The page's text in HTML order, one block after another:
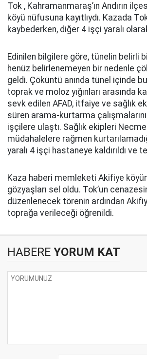
Tok , Kahramanmaraş’ın Andırın
köyü nüfusuna kayıtlıydı. Kazada
kaybederken, diğer 4 işçi yaralı
Edinilen bilgilere göre, tünelin belirli
henüz belirlenemeyen bir nedenle
geldi. Çöküntü anında tünel içinde
toprak ve moloz yığınları arasında
sevk edilen AFAD, itfaiye ve sağlık
süren arama-kurtarma
işçilere ulaştı. Sağlık ekipleri
müdahalelere rağmen
yaralı 4 işçi hastaneye kaldırıldı ve
Kaza haberi memleketi Akifiye
gözyaşları sel oldu. Tok’un
düzenlenecek törenin ardından
toprağa verileceği öğrenildi.
HABERE YORUM KAT